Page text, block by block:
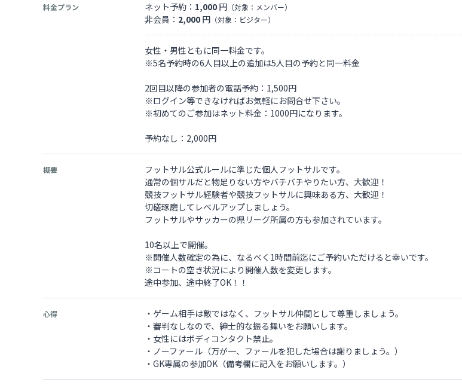
料金プラン ネット予約： 1,000 円 （対象：メンバー）
非会員： 2,000 円 （対象：ビジター）
女性・男性ともに同一料金です。
※5名予約時の6人目以上の追加は5人目の予約と同一料金
2回目以降の参加者の電話予約：1,500円
※ログイン等できなければお気軽にお問合せ下さい。
※初めてのご参加はネット料金：1000円になります。
予約なし：2,000円
概要
フットサル公式ルールに準じた個人フットサルです。
通常の個サルだと物足りない方やバチバチやりたい方、大歓迎！
競技フットサル経験者や競技フットサルに興味ある方、大歓迎！
切磋琢磨してレベルアップしましょう。
フットサルやサッカーの県リーグ所属の方も参加されています。
10名以上で開催。
※開催人数確定の為に、なるべく1時間前迄にご予約いただけると幸いです。
※コートの空き状況により開催人数を変更します。
途中参加、途中終了OK！！
心得
・ゲーム相手は敵ではなく、フットサル仲間として尊重しましょう。
・審判なしなので、紳士的な振る舞いをお願いします。
・女性にはボディコンタクト禁止。
・ノーファール（万が一、ファールを犯した場合は謝りましょう。）
・GK専属の参加OK（備考欄に記入をお願いします。）